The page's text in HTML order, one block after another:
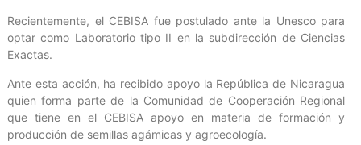
Recientemente, el CEBISA fue postulado ante la Unesco para
optar como Laboratorio tipo II en la subdirección de Ciencias
Exactas.
Ante esta acción, ha recibido apoyo la República de Nicaragua
quien forma parte de la Comunidad de Cooperación Regional
que tiene en el CEBISA apoyo en materia de formación y
producción de semillas agámicas y agroecología.